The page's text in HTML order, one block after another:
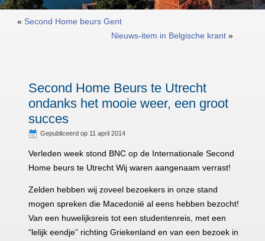
« Second Home beurs Gent
Nieuws-item in Belgische krant»
Second Home Beurs te Utrecht
ondanks het mooie weer, een groot
succes
Gepubliceerd op 11 april 2014
Verleden week stond BNC op de Internationale Second
Home beurs te Utrecht Wij waren aangenaam verrast!
Zelden hebben wij zoveel bezoekers in onze stand
mogen spreken die Macedonië al eens hebben bezocht!
Van een huwelijksreis tot een studentenreis, met een
“lelijk eendje” richting Griekenland en van een bezoek in